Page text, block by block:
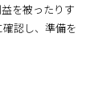
を被ったりす
認し、準備を